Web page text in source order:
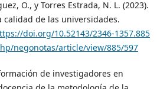
O., y Torres Estrada, N. L. (2023).
calidad de las universidades.
doi.org/10.52143/2346-1357.885
negonotas/article/view/885/597
de investigadores en